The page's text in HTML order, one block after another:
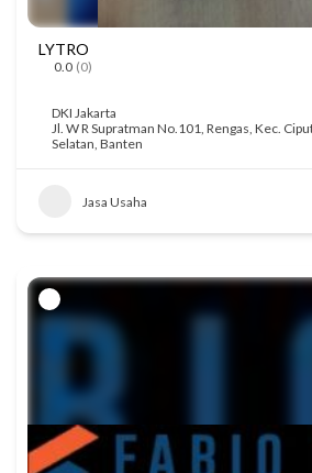
LYTRO
0.0 (0)
DKI Jakarta
Jl. W R Supratman No.101, Rengas, Kec.
Selatan, Banten
Jasa Usaha